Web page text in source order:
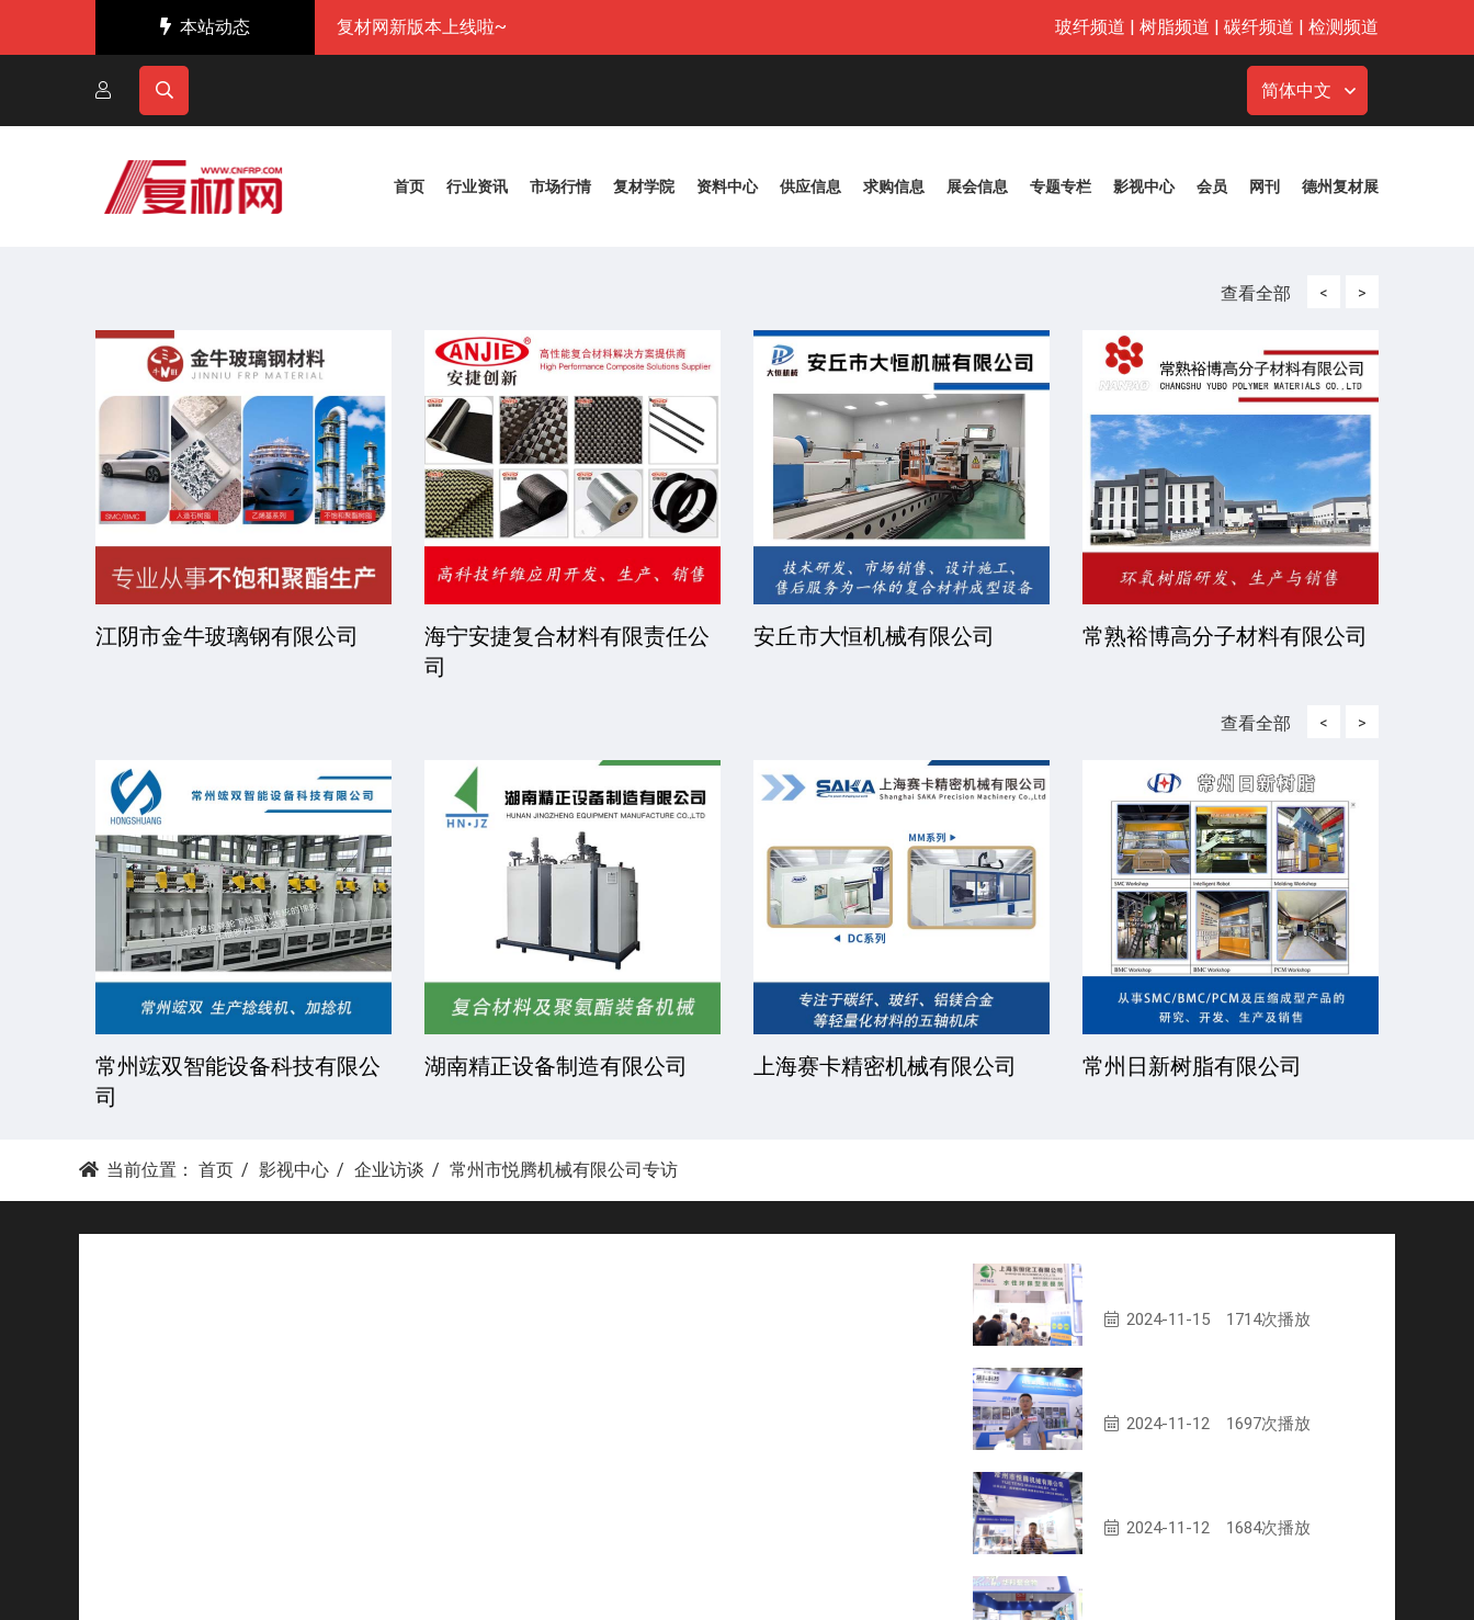
本站动态 复材网新版本上线啦~ 玻纤频道 | 树脂频道 | 碳纤频道 | 检测频道
简体中文
首页 行业资讯 市场行情 复材学院 资料中心 供应信息 求购信息 展会信息 专题专栏 影视中心 会员 网刊 德州复材展
查看全部 <
江阴市金牛玻璃钢有限公司
海宁安捷复合材料有限责任公
司
安丘市大恒机械有限公司 常熟裕博高分子材料有限公司
>
查看全部 <
常州竤双智能设备科技有限公
司
湖南精正设备制造有限公司 上海赛卡精密机械有限公司 常州日新树脂有限公司
>
当前位置： 首页 影视中心 企业访谈 常州市悦腾机械有限公司专访
2024-11-15 1714次播放
2024-11-12 1697次播放
2024-11-12 1684次播放